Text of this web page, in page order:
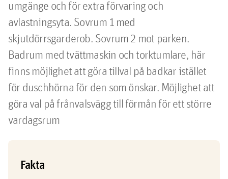
umgänge och för extra förvaring och
avlastningsyta. Sovrum 1 med
skjutdörrsgarderob. Sovrum 2 mot parken.
Badrum med tvättmaskin och torktumlare, här
finns möjlighet att göra tillval på badkar istället
för duschhörna för den som önskar. Möjlighet att
göra val på frånvalsvägg till förmån för ett större
vardagsrum
Fakta